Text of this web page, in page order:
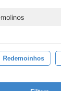
Redemoinhos